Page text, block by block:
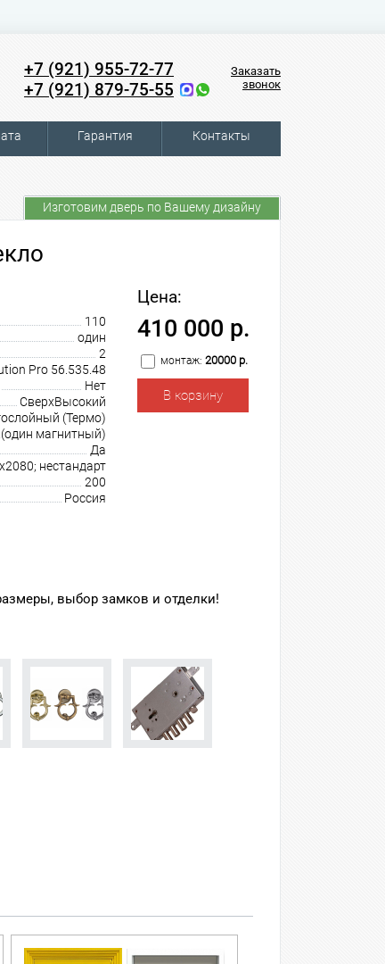
+7 (921) 955-72-77
+7 (921) 879-75-55
Заказать
звонок
Гарантия Контакты
Изготовим дверь по Вашему дизайну
110
один
2
Pro 56.535.48
Нет
СверхВысокий
(Термо)
магнитный)
Да
нестандарт
200
Россия
Цена:
410 000 р.
монтаж: 20000 р.
выбор замков и отделки!